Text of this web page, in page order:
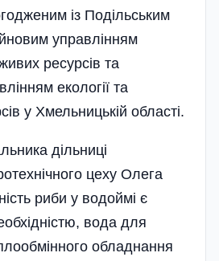
із Поділь­ським
управлінням
ресурсів та
екології та
у Хмельницькій області.
діль­ниці
цеху Олега
риби у водоймі є
вода для
обладнання